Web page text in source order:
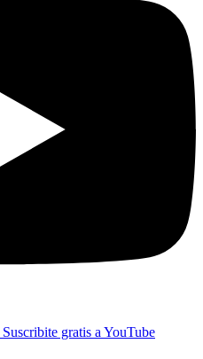
Suscribite gratis a YouTube